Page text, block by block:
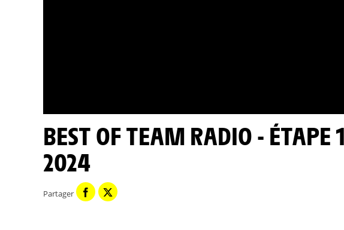
BEST OF TEAM RADIO - ÉTAPE 10 - TOUR DE FRANCE
2024
Partager